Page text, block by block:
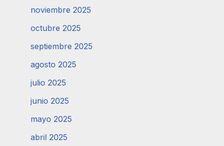
noviembre 2025
octubre 2025
septiembre 2025
agosto 2025
julio 2025
junio 2025
mayo 2025
abril 2025